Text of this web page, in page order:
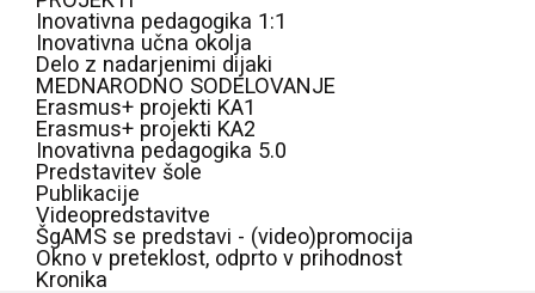
Inovativna pedagogika 1:1
Inovativna učna okolja
Delo z nadarjenimi dijaki
MEDNARODNO SODELOVANJE
Erasmus+ projekti KA1
Erasmus+ projekti KA2
Inovativna pedagogika 5.0
Predstavitev šole
Publikacije
Videopredstavitve
ŠgAMS se predstavi - (video)promocija
Okno v preteklost, odprto v prihodnost
Kronika